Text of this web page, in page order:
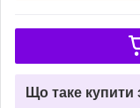
Що таке купити